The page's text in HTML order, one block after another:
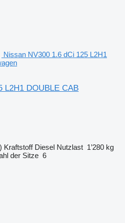
Nissan NV300 1.6 dCi 125 L2H1
L2H1 DOUBLE CAB
Kraftstoff Diesel Nutzlast 1’280 kg
der Sitze 6